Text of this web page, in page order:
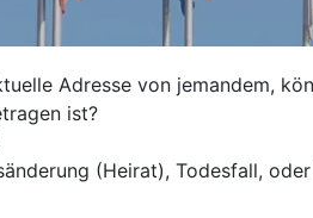
Adresse von jemandem,
ist?
(Heirat), Todesfall,